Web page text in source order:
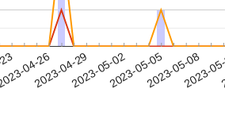
04-26
2023-04-292023-05-022023-05-052023-05-08
2023-